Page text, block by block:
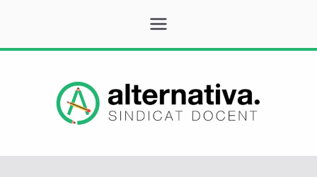
contingut
Alternativa
Sindicat Docent